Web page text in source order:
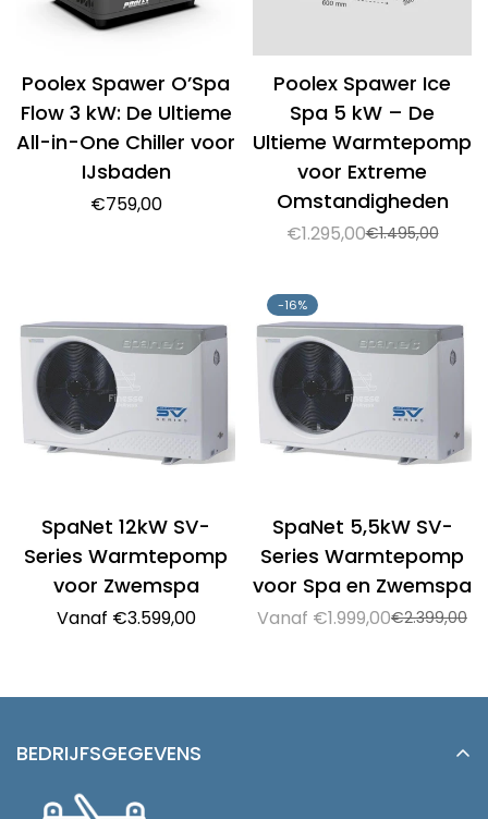
Poolex Spawer O’Spa
Flow 3 kW: De Ultieme
All-in-One Chiller voor
IJsbaden
Normale
€759,00
Poolex Spawer Ice
Spa 5 kW – De
Ultieme Warmtepomp
voor Extreme
Omstandigheden
Verkoopprijs
€1.295,00Normale
€1.495,00
SpaNet 12kW SV-
Series Warmtepomp
voor Zwemspa
Normale
Vanaf €3.599,00
-16%
SpaNet 5,5kW SV-
Series Warmtepomp
voor Spa en Zwemspa
Verkoopprijs
Vanaf €1.999,00Normale
€2.399,00
BEDRIJFSGEGEVENS